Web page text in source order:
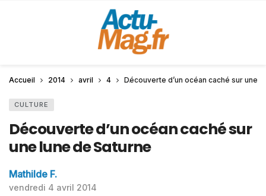
Accueil 2014 avril 4 Découverte d’un océan caché sur une
CULTURE
Découverte d’un océan caché sur
une lune de Saturne
Mathilde F.
vendredi 4 avril 2014